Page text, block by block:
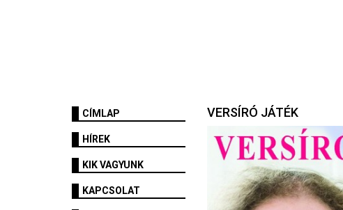
CÍMLAP
HÍREK
KIK VAGYUNK
KAPCSOLAT
VERSÍRÓ JÁTÉK